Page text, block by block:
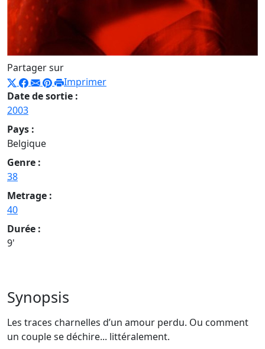
Partager sur
Imprimer
Date de sortie :
2003
Pays :
Belgique
Genre :
38
Metrage :
40
Durée :
9'
Synopsis
Les traces charnelles d’un amour perdu. Ou comment
un couple se déchire... littéralement.